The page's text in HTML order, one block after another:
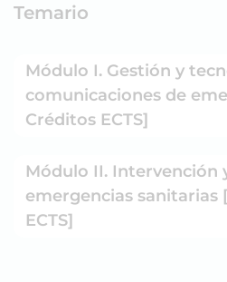
Temario
Módulo I. Gestión y
comunicaciones de
Créditos ECTS]
Módulo II. Intervención
emergencias sanitarias
ECTS]